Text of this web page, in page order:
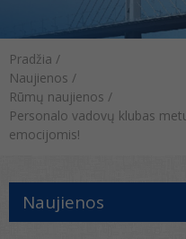
Pradžia /
Naujienos /
Rūmų naujienos /
Personalo vadovų klubas
emocijomis!
Naujienos